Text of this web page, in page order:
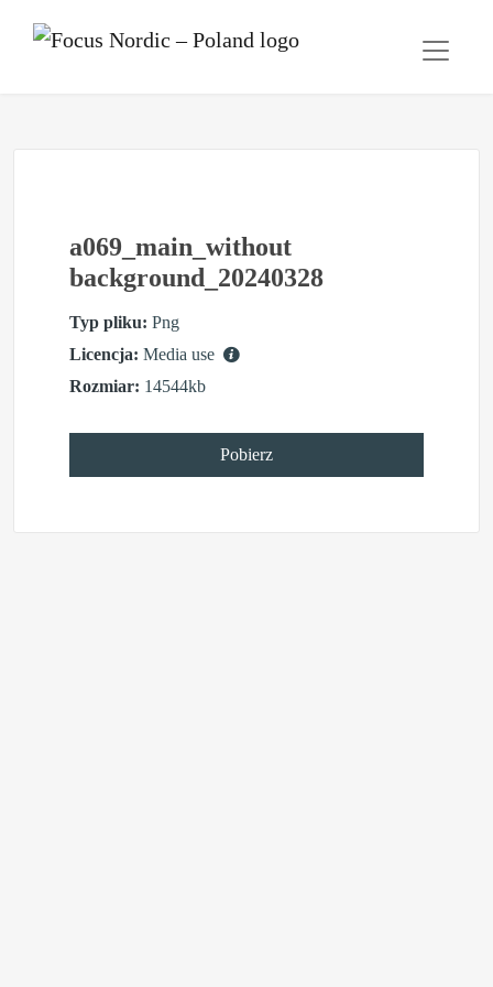
a069_main_without
background_20240328
Typ pliku: Png
Licencja: Media use
Rozmiar: 14544kb
Pobierz